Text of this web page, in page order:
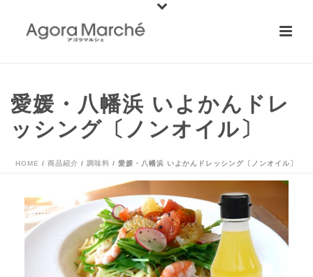
愛媛・八幡浜 いよかんドレ
ッシング〔ノンオイル〕
HOME / 商品紹介 / 調味料 / 愛媛・八幡浜 いよかんドレッシング〔ノンオイル〕